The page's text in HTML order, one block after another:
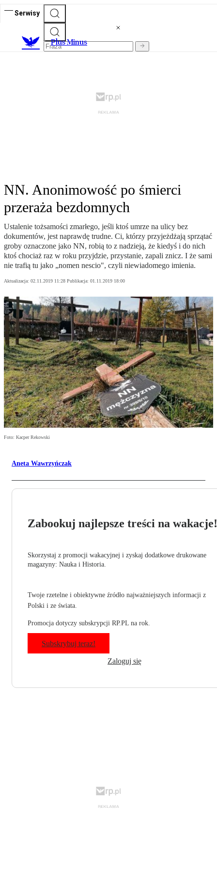
Serwisy
Plus Minus
NN. Anonimowość po śmierci
przeraża bezdomnych
Ustalenie tożsamości zmarłego, jeśli ktoś umrze na ulicy bez
dokumentów, jest naprawdę trudne. Ci, którzy przyjeżdżają sprzątać
groby oznaczone jako NN, robią to z nadzieją, że kiedyś i do nich
ktoś chociaż raz w roku przyjdzie, przystanie, zapali znicz. I że sami
nie trafią tu jako „nomen nescio", czyli niewiadomego imienia.
Aktualizacja: 02.11.2019 11:28 Publikacja: 01.11.2019 18:00
Foto: Kacper Rekowski
Aneta Wawrzyńczak
Zabookuj najlepsze treści na wakacje!
Skorzystaj z promocji wakacyjnej i zyskaj dodatkowe drukowane
magazyny: Nauka i Historia.
Twoje rzetelne i obiektywne źródło najważniejszych informacji z
Polski i ze świata.
Promocja dotyczy subskrypcji RP.PL na rok.
Subskrybuj teraz!
Zaloguj się